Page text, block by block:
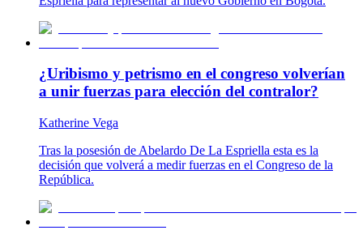
¿Uribismo y petrismo en el congreso volverían
a unir fuerzas para elección del contralor?
Katherine Vega
Tras la posesión de Abelardo De La Espriella esta es la
decisión que volverá a medir fuerzas en el Congreso de la
República.